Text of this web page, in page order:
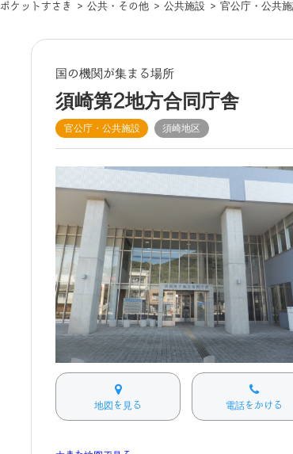
ポケットすさき > 公共・その他 > 公共施設 > 官公庁・公共
国の機関が集まる場所
須崎第2地方合同庁舎
官公庁・公共施設 須崎地区
地図を見る 電話をかける